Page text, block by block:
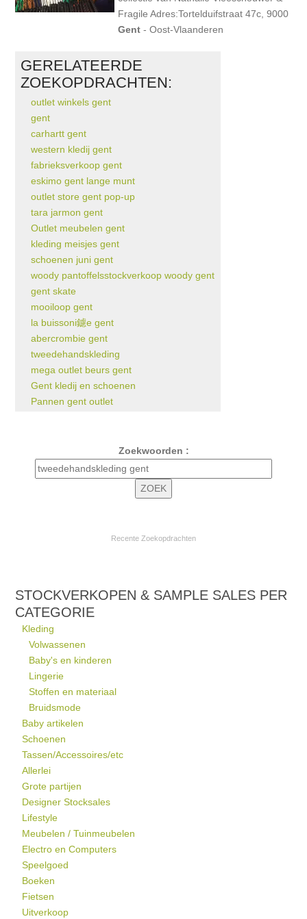
Fragile Adres:Tortelduifstraat 47c, 9000
Gent - Oost-Vlaanderen
GERELATEERDE
ZOEKOPDRACHTEN:
outlet winkels gent
gent
carhartt gent
western kledij gent
fabrieksverkoop gent
eskimo gent lange munt
outlet store gent pop-up
tara jarmon gent
Outlet meubelen gent
kleding meisjes gent
schoenen juni gent
woody pantoffelsstockverkoop woody gent
gent skate
mooiloop gent
la buissoni鑢e gent
abercrombie gent
tweedehandskleding
mega outlet beurs gent
Gent kledij en schoenen
Pannen gent outlet
Zoekwoorden :
Recente Zoekopdrachten
STOCKVERKOPEN & SAMPLE SALES PER
CATEGORIE
Kleding
Volwassenen
Baby's en kinderen
Lingerie
Stoffen en materiaal
Bruidsmode
Baby artikelen
Schoenen
Tassen/Accessoires/etc
Allerlei
Grote partijen
Designer Stocksales
Lifestyle
Meubelen / Tuinmeubelen
Electro en Computers
Speelgoed
Boeken
Fietsen
Uitverkoop